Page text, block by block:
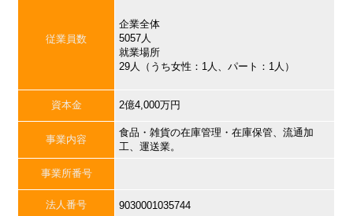
従業員数
企業全体
5057人
就業場所
29人（うち女性：1人、パート：1人）
資本金 2億4,000万円
事業内容
食品・雑貨の在庫管理・在庫保管、流通加
工、運送業。
事業所番号
法人番号 9030001035744